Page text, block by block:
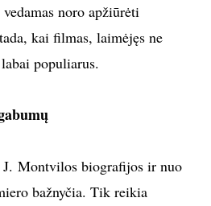
Sekite mus:
noro apžiūrėti
kai filmas, laimėjęs ne
populiarus.
J. Montvilos biografijos ir nuo
bažnyčia. Tik reikia